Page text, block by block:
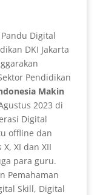
Digital
DKI Jakarta
Pendidikan
Makin
2023 di
Digital
offline dan
XI dan XII
para guru.
Pemahaman
Skill, Digital